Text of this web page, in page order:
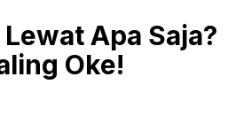
Apa Saja?
Oke!